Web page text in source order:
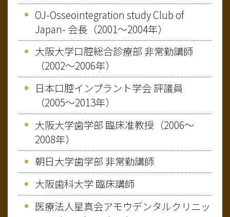
OJ-Osseointegration study Club of
Japan- 会長（2001～2004年）
大阪大学口腔総合診療部 非常勤講師
（2002～2006年）
日本口腔インプラント学会 評議員
（2005～2013年）
大阪大学歯学部 臨床准教授（2006～
2008年）
朝日大学歯学部 非常勤講師
大阪歯科大学 臨床講師
医療法人星真会アモウデンタルクリニッ